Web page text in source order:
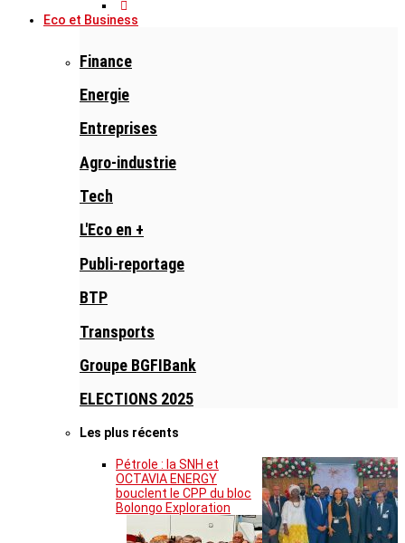
Eco et Business
Finance
Energie
Entreprises
Agro-industrie
Tech
L'Eco en +
Publi-reportage
BTP
Transports
Groupe BGFIBank
ELECTIONS 2025
Les plus récents
Pétrole : la SNH et
OCTAVIA ENERGY
bouclent le CPP du bloc
Bolongo Exploration